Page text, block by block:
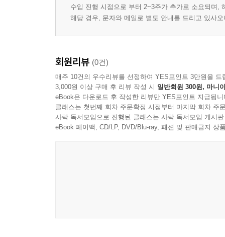
수입 진행 시점으로 부터 2~3주가 추가로 소요되며,
해당 경우, 문자와 메일로 별도 안내를 드리고 있사
회원리뷰 (0건)
매주 10건의 우수리뷰를 선정하여 YES포인트 3만원을 드
3,000원 이상 구매 후 리뷰 작성 시 일반회원 300원, 마니
eBook은 다운로드 후 작성한 리뷰만 YES포인트 지급됩니
클래스는 첫번째 회차 주문확정 시점부터 마지막 회차 주
사락 독서모임으로 진행된 클래스는 사락 독서모임 게시
eBook 페이백, CD/LP, DVD/Blu-ray, 패션 및 판매금지 상